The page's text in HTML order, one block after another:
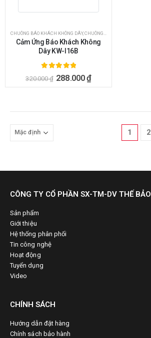
CHUÔNG BÁO KHÁCH KHÔNG DÂY,CHUÔNG CỬA - CHUÔNG BÁO KHÁCH
Cảm Ứng Báo Khách Không
Dây KW-I16B
ngoài 5
320.000₫ 288.000₫
1 2
CÔNG TY CỔ PHẦN SX-TM-DV THẾ BẢO
Sản phẩm
Giới thiệu
Hệ thống phân phối
Tin công nghệ
Hoạt động
Tuyển dụng
Video
CHÍNH SÁCH
Hướng dẫn đặt hàng
Chính sách bảo hành